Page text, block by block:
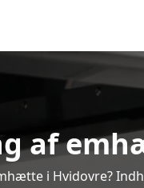
af
i Hvidovre?